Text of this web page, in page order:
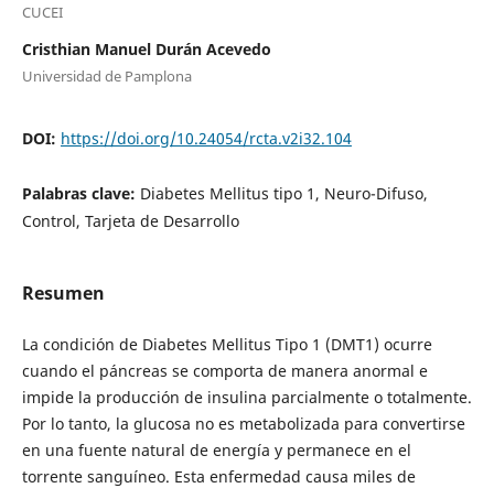
CUCEI
Cristhian Manuel Durán Acevedo
Universidad de Pamplona
DOI: https://doi.org/10.24054/rcta.v2i32.104
Palabras clave: Diabetes Mellitus tipo 1, Neuro-Difuso,
Control, Tarjeta de Desarrollo
Resumen
La condición de Diabetes Mellitus Tipo 1 (DMT1) ocurre
cuando el páncreas se comporta de manera anormal e
impide la producción de insulina parcialmente o totalmente.
Por lo tanto, la glucosa no es metabolizada para convertirse
en una fuente natural de energía y permanece en el
torrente sanguíneo. Esta enfermedad causa miles de